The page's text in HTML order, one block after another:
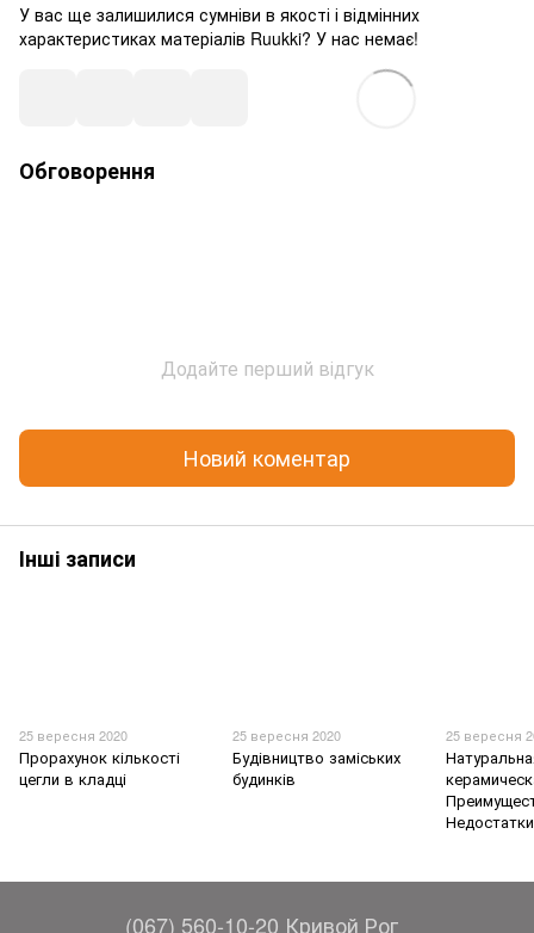
У вас ще залишилися сумніви в якості і відмінних
характеристиках матеріалів Ruukki? У нас немає!
Обговорення
Додайте перший відгук
Новий коментар
Інші записи
25 вересня 2020
Прорахунок кількості
цегли в кладці
25 вересня 2020
Будівництво заміських
будинків
25 вересня
Недостатки
(067) 560-10-20 Кривой Рог